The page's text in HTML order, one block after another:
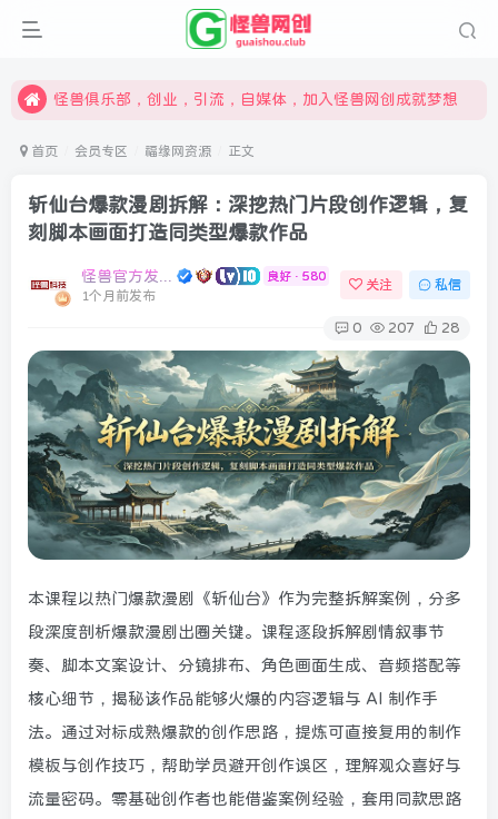
限时开通会员更享折扣，超高返佣
怪兽俱乐部，创业，引流，自媒体，加入怪兽网创成就梦想
首页 会员专区 福缘网资源 正文
斩仙台爆款漫剧拆解：深挖热门片段创作逻辑，复
刻脚本画面打造同类型爆款作品
良好 · 580
1个月前发布
关注 私信
0 207 28
本课程以热门爆款漫剧《斩仙台》作为完整拆解案例，分多
段深度剖析爆款漫剧出圈关键。课程逐段拆解剧情叙事节
奏、脚本文案设计、分镜排布、角色画面生成、音频搭配等
核心细节，揭秘该作品能够火爆的内容逻辑与 AI 制作手
法。通过对标成熟爆款的创作思路，提炼可直接复用的制作
模板与创作技巧，帮助学员避开创作误区，理解观众喜好与
流量密码。零基础创作者也能借鉴案例经验，套用同款思路